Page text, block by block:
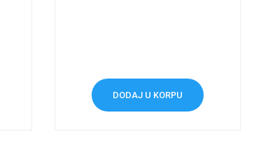
DODAJ U KORPU